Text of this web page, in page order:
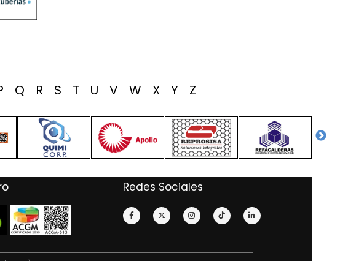
Q R S T U V W X Y Z
Redes Sociales